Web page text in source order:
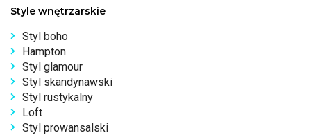
Style wnętrzarskie
Styl boho
Hampton
Styl glamour
Styl skandynawski
Styl rustykalny
Loft
Styl prowansalski